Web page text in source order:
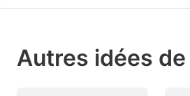
Autres idées